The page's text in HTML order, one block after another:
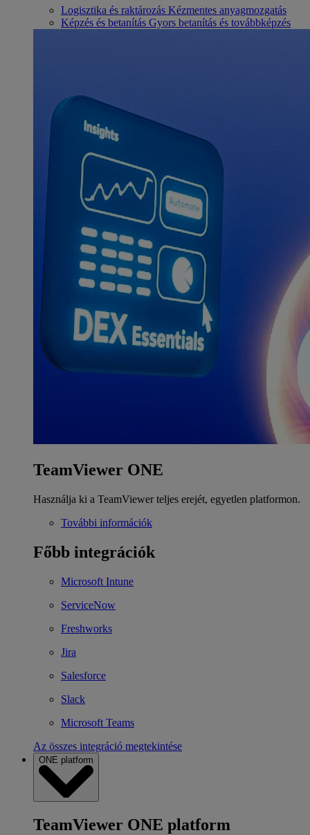
Logisztika és raktározás Kézmentes anyagmozgatás
Képzés és betanítás Gyors betanítás és továbbképzés
TeamViewer ONE
Használja ki a TeamViewer teljes erejét, egyetlen platformon.
További információk
Főbb integrációk
Microsoft Intune
ServiceNow
Freshworks
Jira
Salesforce
Slack
Microsoft Teams
Az összes integráció megtekintése
ONE platform
TeamViewer ONE platform